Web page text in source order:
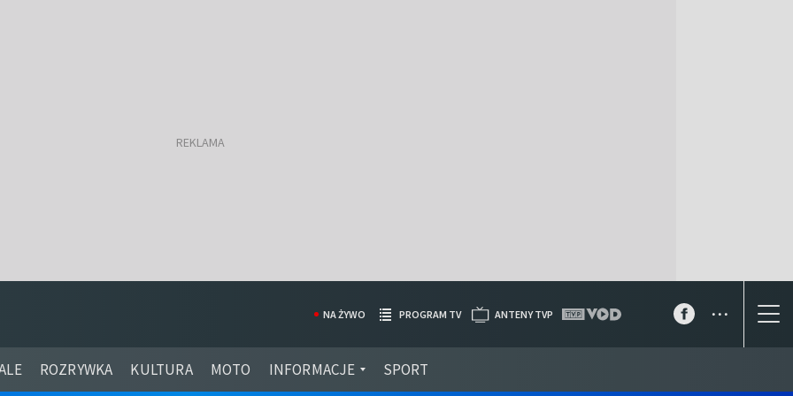
ROZRYWKA KULTURA MOTO INFORMACJE SPORT
NA ŻYWO PROGRAM TV ANTENY TVP ...